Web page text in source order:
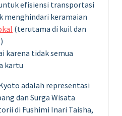
efisiensi transportasi
menghindari keramaian
(terutama di kuil dan
karena tidak semua
kartu
adalah representasi
dan Surga Wisata
di Fushimi Inari Taisha,